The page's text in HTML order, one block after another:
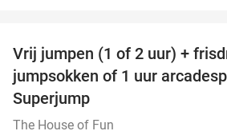
Vrij jumpen (1 of 2 uur) +
jumpsokken of 1 uur
Superjump
The House of Fun